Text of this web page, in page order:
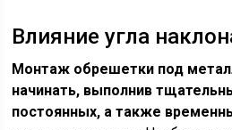
Влияние угла
Монтаж обрешетки под
начинать, выполнив
постоянных, а также